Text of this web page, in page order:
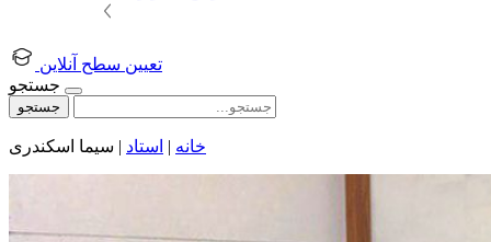
تعیین سطح آنلاین
جستجو
جستجو
خانه | استاد | سیما اسکندری